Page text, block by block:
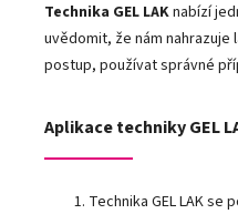
Technika GEL LAKnabízí
uvědomit, že nám
postup, používat správné
Aplikace techniky GEL
Technika GEL LAK